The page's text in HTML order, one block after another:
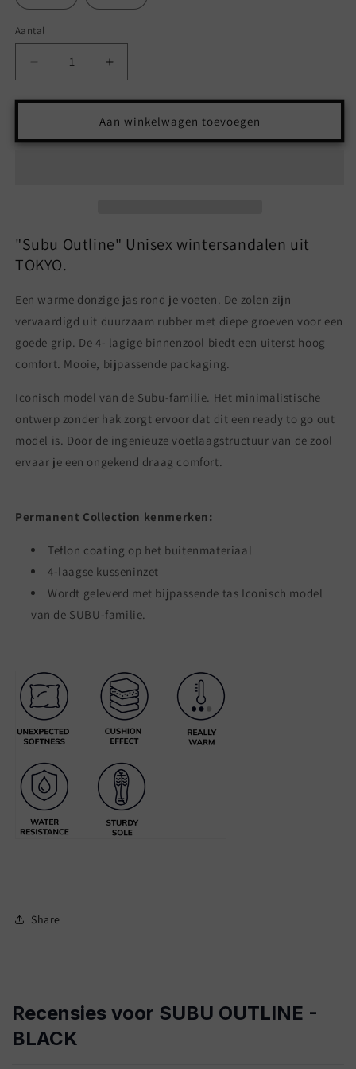
Aantal
Aantal
Aantal
verlagen
voor
OUTLINE
Aantal
verhogen
voor
SUBU
OUTLINE
Aan winkelwagen toevoegen
"Subu Outline" Unisex wintersandalen uit
TOKYO.
Een warme donzige jas rond je voeten. De zolen zijn
vervaardigd uit duurzaam rubber met diepe groeven voor een
goede grip. De 4- lagige binnenzool biedt een uiterst hoog
comfort. Mooie, bijpassende packaging.
Iconisch model van de Subu-familie. Het minimalistische
ontwerp zonder hak zorgt ervoor dat dit een ready to go out
model is. Door de ingenieuze voetlaagstructuur van de zool
ervaar je een ongekend draag comfort.
Permanent Collection kenmerken:
Teflon coating op het buitenmateriaal
4-laagse kusseninzet
Wordt geleverd met bijpassende tas Iconisch model
van de SUBU-familie.
Share